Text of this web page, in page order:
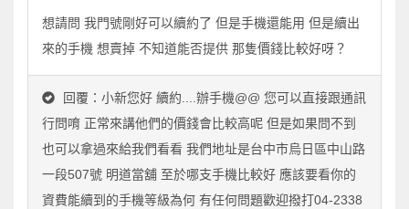
想請問 我門號剛好可以續約了 但是手機還能用 但是續出
來的手機 想賣掉 不知道能否提供 那隻價錢比較好呀？
回覆：小新您好 續約....辦手機@@ 您可以直接跟通訊
行問唷 正常來講他們的價錢會比較高呢 但是如果問不到
也可以拿過來給我們看看 我們地址是台中市烏日區中山路
一段507號 明道當舖 至於哪支手機比較好 應該要看你的
資費能續到的手機等級為何 有任何問題歡迎撥打04-2338